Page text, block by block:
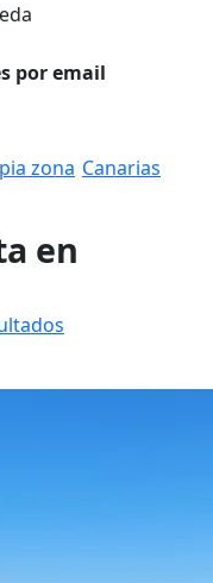
por email
zona Canarias
en